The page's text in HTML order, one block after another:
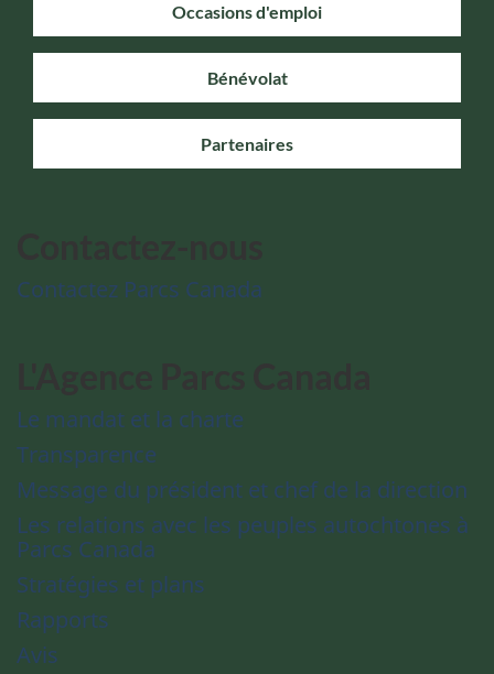
Occasions d'emploi
Bénévolat
Partenaires
Contactez Parcs Canada
Le mandat et la charte
Transparence
Message du président et chef de la direction
Les relations avec les peuples autochtones à
Parcs Canada
Stratégies et plans
Rapports
Avis